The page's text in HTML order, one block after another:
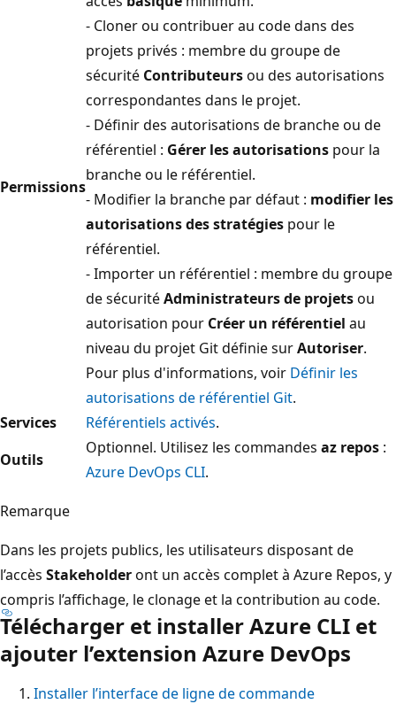
Permissions
- Cloner ou contribuer au code dans des
projets privés : membre du groupe de
sécurité Contributeursou des autorisations
correspondantes dans le projet.
- Définir des autorisations de branche ou de
référentiel : Gérer les autorisations pour la
branche ou le référentiel.
- Modifier la branche par défaut : modifier les
autorisations des stratégies pour le
référentiel.
- Importer un référentiel : membre du groupe
de sécuritéAdministrateurs de projetsou
autorisation pour Créer un référentiel au
niveau du projet Git définie surAutoriser.
Pour plus d'informations, voir Définir les
autorisations de référentiel Git.
Services
Référentiels activés.
Outils
Optionnel. Utilisez les commandes az repos :
Azure DevOps CLI.
Remarque
Dans les projets publics, les utilisateurs disposant de
l’accès Stakeholderont un accès complet à Azure Repos, y
compris l’affichage, le clonage et la contribution au code.
Télécharger et installer Azure CLI et
ajouter l’extension Azure DevOps
Installer l’interface de ligne de commande